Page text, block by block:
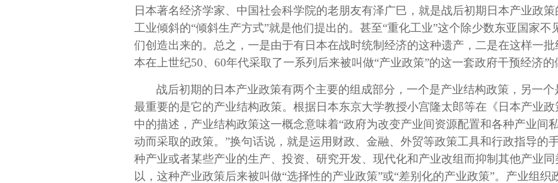
日本著名经济学家、中国社会科学院的老朋友有泽广巳，就是战后初期日本产业政
工业倾斜的“倾斜生产方式”就是他们提出的。甚至“重化工业”这个除少数东亚国家不
们创造出来的。总之，一是由于有日本在战时统制经济的这种遗产，二是在这样一批
本在上世纪50、60年代采取了一系列后来被叫做“产业政策”的这一套政府干预经济的
战后初期的日本产业政策有两个主要的组成部分，一个是产业结构政策，另一
最重要的是它的产业结构政策。根据日本东京大学教授小宫隆太郎等在《日本产业政
中的描述，产业结构政策这一概念意味着“政府为改变产业间资源配置和各种产业间
动而采取的政策。”换句话说，就是运用财政、金融、外贸等政策工具和行政指导的
种产业或者某些产业的生产、投资、研究开发、现代化和产业改组而抑制其他产业同
以，这种产业政策后来被叫做“选择性的产业政策”或“差别化的产业政策”。产业组织